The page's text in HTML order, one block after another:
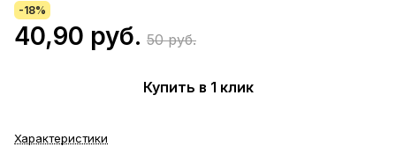
-18%
40,90 руб. 50 руб.
Купить в 1 клик
Характеристики